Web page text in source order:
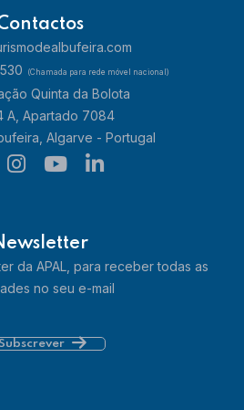
(Chamada para rede móvel nacional)
Quinta da Bolota
A, Apartado 7084
Algarve - Portugal
da APAL, para receber todas as
no seu e-mail